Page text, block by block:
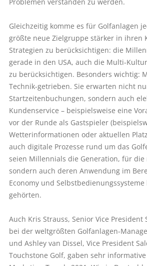
Gleichzeitig komme es für Golfanlagen
größte neue Zielgruppe stärker in ihren
Strategien zu berücksichtigen: die
gerade in den USA, auch die Multi-
zu berücksichtigen. Besonders wichtig:
Technik-getrieben. Sie erwarten nicht
Startzeitenbuchungen, sondern auch
Kundenservice – beispielsweise eine
vor der Runde als Gastspieler
Wetterinformationen oder aktuellen
auch digitale Prozesse rund um das
seien Millennials die Generation, für die
sondern auch deren Anwendung im
Economy und
gehörten.
Auch Kris Strauss, Senior Vice President
bei der weltgrößten Golfanlagen-
und Ashley van Dissel, Vice President
Touchstone Golf, gaben sehr